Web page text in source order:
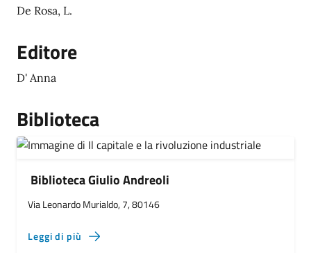
De Rosa, L.
Editore
D' Anna
Biblioteca
Biblioteca Giulio Andreoli
Via Leonardo Murialdo, 7, 80146
Leggi di più